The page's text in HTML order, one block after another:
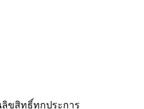
นลิขสิทธิ์ทุกประการ